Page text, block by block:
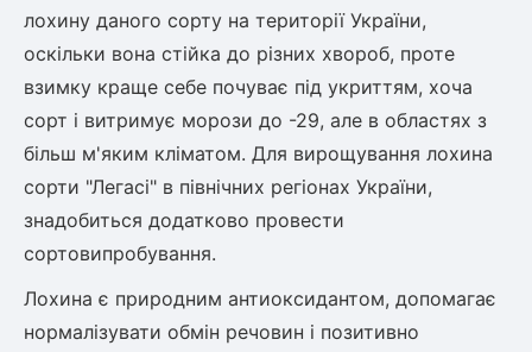
троянди)
лохину даного сорту на території України,
оскільки вона стійка до різних хвороб, проте
взимку краще себе почуває під укриттям, хоча
сорт і витримує морози до -29, але в областях з
більш м'яким кліматом. Для вирощування лохина
сорти "Легасі" в північних регіонах України,
знадобиться додатково провести
сортовипробування.
Лохина є природним антиоксидантом, допомагає
нормалізувати обмін речовин і позитивно